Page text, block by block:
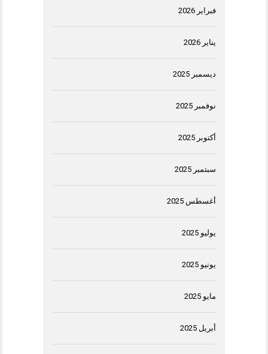
فبراير 2026
يناير 2026
ديسمبر 2025
نوفمبر 2025
أكتوبر 2025
سبتمبر 2025
أغسطس 2025
يوليو 2025
يونيو 2025
مايو 2025
أبريل 2025